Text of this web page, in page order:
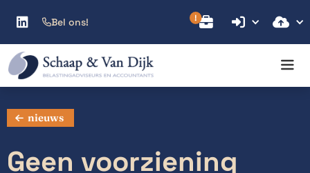
Bel ons!
  
nieuws
Geen voorziening